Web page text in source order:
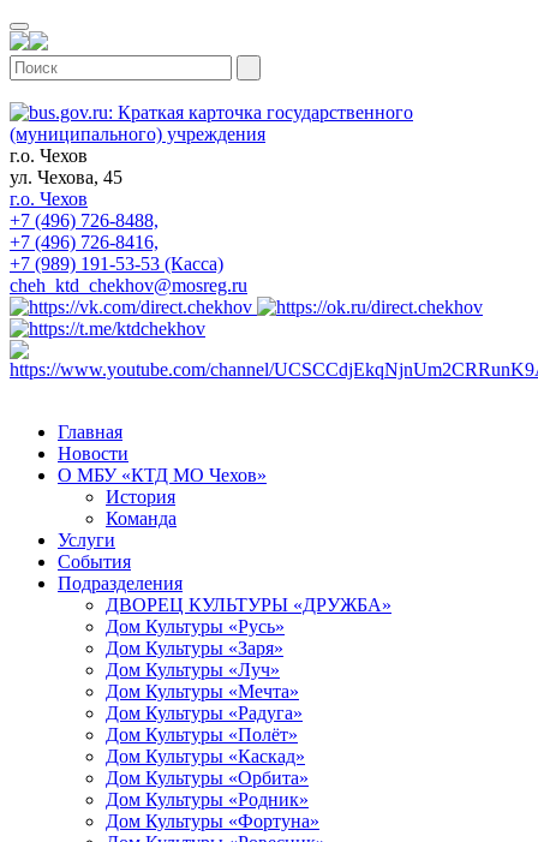
г.о. Чехов
ул. Чехова, 45
г.о. Чехов
+7 (496) 726-8488,
+7 (496) 726-8416,
+7 (989) 191-53-53 (Касса)
cheh_ktd_chekhov@mosreg.ru
Главная
Новости
О МБУ «КТД МО Чехов»
История
Команда
Услуги
События
Подразделения
ДВОРЕЦ КУЛЬТУРЫ «ДРУЖБА»
Дом Культуры «Русь»
Дом Культуры «Заря»
Дом Культуры «Луч»
Дом Культуры «Мечта»
Дом Культуры «Радуга»
Дом Культуры «Полёт»
Дом Культуры «Каскад»
Дом Культуры «Орбита»
Дом Культуры «Родник»
Дом Культуры «Фортуна»